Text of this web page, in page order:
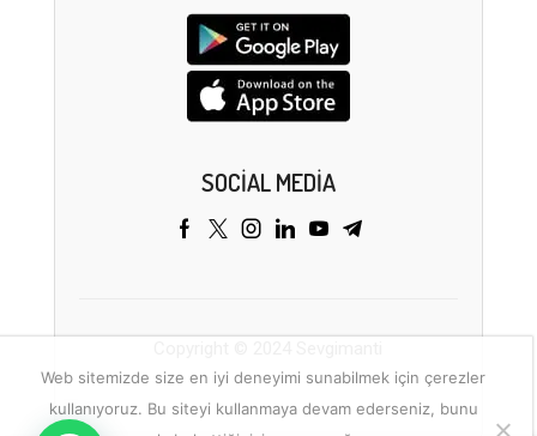
SOCIAL MEDIA
Web sitemizde size en iyi deneyimi sunabilmek için çerezler
kullanıyoruz. Bu siteyi kullanmaya devam ederseniz, bunu